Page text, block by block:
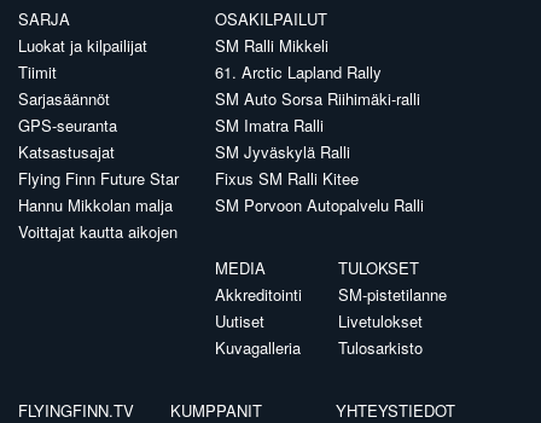
SARJA
Luokat ja kilpailijat
Tiimit
Sarjasäännöt
GPS-seuranta
Katsastusajat
Flying Finn Future Star
Hannu Mikkolan malja
Voittajat kautta aikojen
OSAKILPAILUT
SM Ralli Mikkeli
61. Arctic Lapland Rally
SM Auto Sorsa Riihimäki-ralli
SM Imatra Ralli
SM Jyväskylä Ralli
Fixus SM Ralli Kitee
SM Porvoon Autopalvelu Ralli
MEDIA
Akkreditointi
Uutiset
Kuvagalleria
TULOKSET
SM-pistetilanne
Livetulokset
Tulosarkisto
FLYINGFINN.TV
KUMPPANIT
YHTEYSTIEDOT